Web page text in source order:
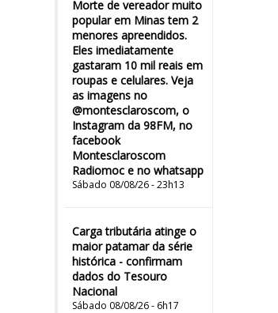
Morte de vereador muito
popular em Minas tem 2
menores apreendidos.
Eles imediatamente
gastaram 10 mil reais em
roupas e celulares. Veja
as imagens no
@montesclaroscom, o
Instagram da 98FM, no
facebook
Montesclaroscom
Radiomoc e no whatsapp
Sábado 08/08/26 - 23h13
Carga tributária atinge o
maior patamar da série
histórica - confirmam
dados do Tesouro
Nacional
Sábado 08/08/26 - 6h17